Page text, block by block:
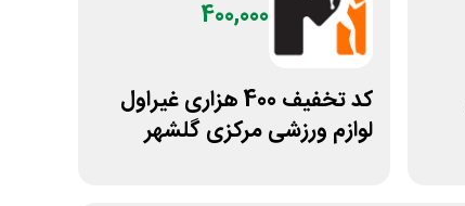
400,000
کد تخفیف 400 هزاری غیراول
لوازم ورزشی مرکزی گلشهر